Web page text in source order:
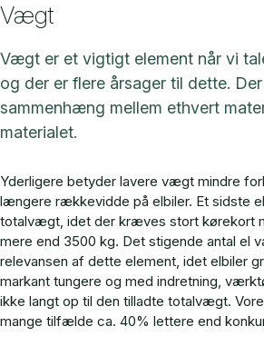
Vægt
Vægt er et vigtigt element når vi
og der er flere årsager til dette.
sammenhæng mellem ethvert
materialet.
Yderligere betyder lavere vægt mindre
længere rækkevidde på elbiler. Et sidste
totalvægt, idet der kræves stort kørekort
mere end 3500 kg. Det stigende antal el
relevansen af dette element, idet elbiler
markant tungere og med indretning,
ikke langt op til den tilladte totalvægt.
mange tilfælde ca. 40% lettere end